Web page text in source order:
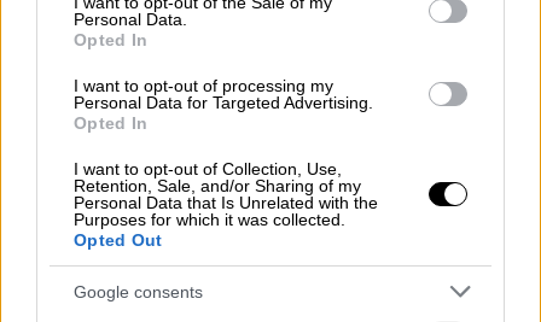
Personal Data.
Opted In
I want to opt-out of processing my
Personal Data for Targeted Advertising.
Opted In
I want to opt-out of Collection, Use,
Retention, Sale, and/or Sharing of my
Personal Data that Is Unrelated with the
Purposes for which it was collected.
Opted Out
Google consents
Ο ΟΗΕ κήρυξε σήμερα επισήμως κατάσταση
λιμού στη Γάζα